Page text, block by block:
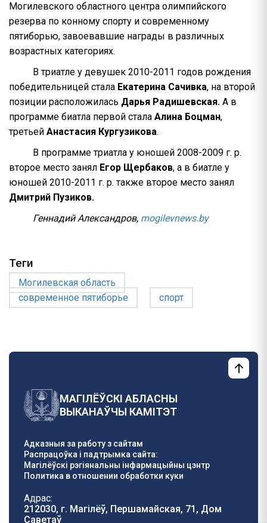
Могилевского областного центра олимпийского
резерва по конному спорту и современному
пятиборью, завоевавшие награды в различных
возрастных категориях.
В триатле у девушек 2010-2011 годов рождения
победительницей стала Екатерина Сачивка, на второй
позиции расположилась Дарья Радишевская. А в
программе биатла первой стала Алина Боцман,
третьей Анастасия Кургузикова.
В программе триатла у юношей 2008-2009 г. р.
второе место занял Егор Щербаков, а в биатле у
юношей 2010-2011 г. р. также второе место занял
Дмитрий Пузиков.
Геннадий Александров, mogilevnews.by
Теги
Могилевская область
современное пятиборье
спорт
МАГІЛЁЎСКІ АБЛАСНЫ
ВЫКАНАЎЧЫ КАМІТЭТ
Адказныя за работу з сайтам
Распрацоўка і падтрымка сайта:
Магілёўскі рэгіянальны інфармацыйны цэнтр
Политика в отношении обработки куки
Адрас:
212030, г. Магілёў, Першамайская, 71, Дом
Саветаў